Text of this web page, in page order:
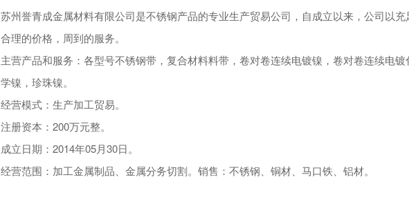
苏州誉青成金属材料有限公司是不锈钢产品的专业生产贸易公司，自成立以来，公司以
合理的价格，周到的服务。
主营产品和服务：各型号不锈钢带，复合材料料带，卷对卷连续电镀镍，卷对卷连续电
学镍，珍珠镍。
经营模式：生产加工贸易。
注册资本：200万元整。
成立日期：2014年05月30日。
经营范围：加工金属制品、金属分务切割。销售：不锈钢、铜材、马口铁、铝材。